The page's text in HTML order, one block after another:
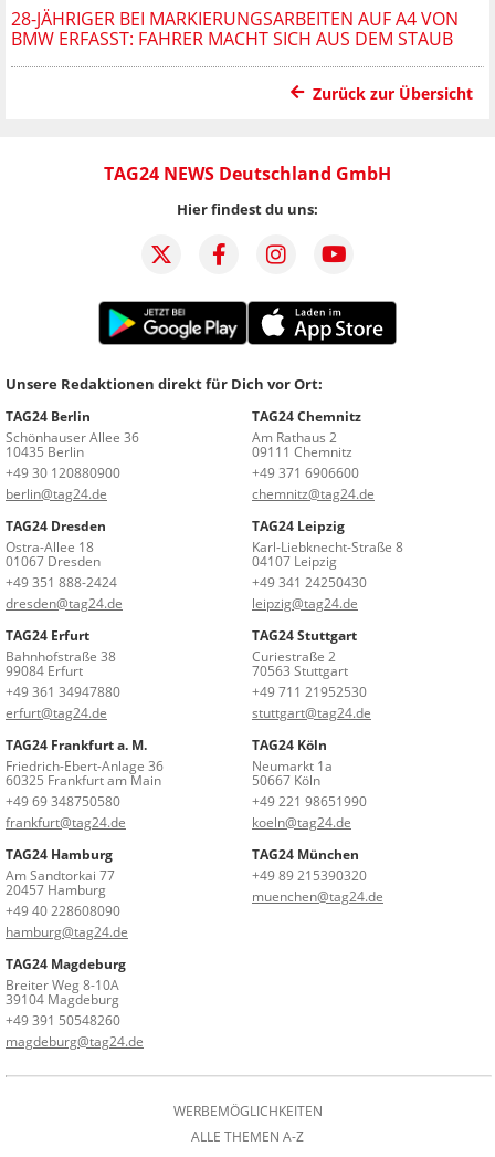
28-JÄHRIGER BEI MARKIERUNGSARBEITEN AUF A4 VON
BMW ERFASST: FAHRER MACHT SICH AUS DEM STAUB
Zurück zur Übersicht
TAG24 NEWS Deutschland GmbH
Hier findest du uns:
Unsere Redaktionen direkt für Dich vor Ort:
TAG24 Berlin
Schönhauser Allee 36
10435 Berlin
+49 30 120880900
berlin@tag24.de
TAG24 Chemnitz
Am Rathaus 2
09111 Chemnitz
+49 371 6906600
chemnitz@tag24.de
TAG24 Dresden
Ostra-Allee 18
01067 Dresden
+49 351 888-2424
dresden@tag24.de
TAG24 Leipzig
Karl-Liebknecht-Straße 8
04107 Leipzig
+49 341 24250430
leipzig@tag24.de
TAG24 Erfurt
Bahnhofstraße 38
99084 Erfurt
+49 361 34947880
erfurt@tag24.de
TAG24 Stuttgart
Curiestraße 2
70563 Stuttgart
+49 711 21952530
stuttgart@tag24.de
TAG24 Frankfurt a. M.
Friedrich-Ebert-Anlage 36
60325 Frankfurt am Main
+49 69 348750580
frankfurt@tag24.de
TAG24 Köln
Neumarkt 1a
50667 Köln
+49 221 98651990
koeln@tag24.de
TAG24 Hamburg
Am Sandtorkai 77
20457 Hamburg
+49 40 228608090
hamburg@tag24.de
TAG24 München
+49 89 215390320
muenchen@tag24.de
TAG24 Magdeburg
Breiter Weg 8-10A
39104 Magdeburg
+49 391 50548260
magdeburg@tag24.de
WERBEMÖGLICHKEITEN
ALLE THEMEN A-Z